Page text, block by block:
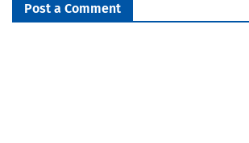
Post a Comment